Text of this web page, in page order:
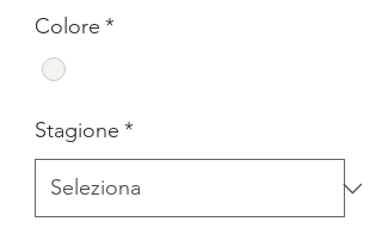
Colore *
Stagione *